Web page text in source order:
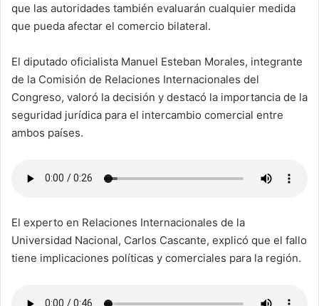
que las autoridades también evaluarán cualquier medida
que pueda afectar el comercio bilateral.
El diputado oficialista Manuel Esteban Morales, integrante
de la Comisión de Relaciones Internacionales del
Congreso, valoró la decisión y destacó la importancia de la
seguridad jurídica para el intercambio comercial entre
ambos países.
El experto en Relaciones Internacionales de la
Universidad Nacional, Carlos Cascante, explicó que el fallo
tiene implicaciones políticas y comerciales para la región.